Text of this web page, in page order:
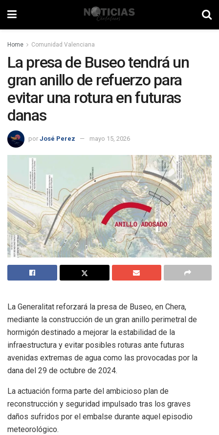
Home Comunidad Valenciana
La presa de Buseo tendrá un
gran anillo de refuerzo para
evitar una rotura en futuras
danas
por José Perez mayo 15, 2026
La Generalitat reforzará la presa de Buseo, en Chera,
mediante la construcción de un gran anillo perimetral de
hormigón destinado a mejorar la estabilidad de la
infraestructura y evitar posibles roturas ante futuras
avenidas extremas de agua como las provocadas por la
dana del 29 de octubre de 2024.
La actuación forma parte del ambicioso plan de
reconstrucción y seguridad impulsado tras los graves
daños sufridos por el embalse durante aquel episodio
meteorológico.